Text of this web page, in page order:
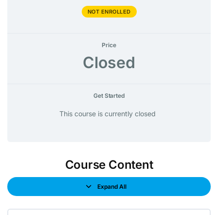
NOT ENROLLED
Price
Closed
Get Started
This course is currently closed
Course Content
Expand All